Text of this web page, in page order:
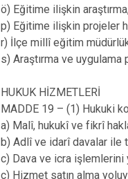
ö) Eğitime ilişkin
p) Eğitime ilişkin projeler
r) İlçe millî eğitim
s) Araştırma ve
HUKUK HİZMETLERİ
MADDE 19 – (1) Hukuki
a) Malî, hukukî ve fikrî
b) Adlî ve idarî davalar ile
c) Dava ve icra işlemlerini
ç) Hizmet satın alma